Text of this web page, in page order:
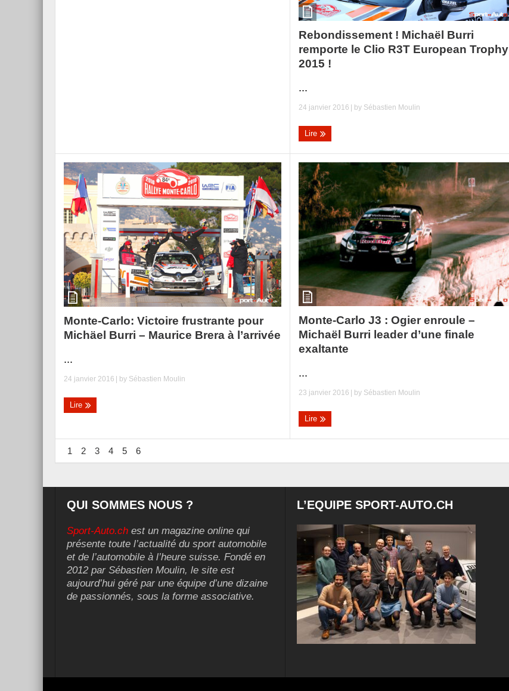
Rebondissement ! Michaël Burri
remporte le Clio R3T European Trophy
2015 !
...
24 janvier 2016 | by Sébastien Moulin
Lire
Monte-Carlo: Victoire frustrante pour
Michäel Burri – Maurice Brera à l’arrivée
...
24 janvier 2016 | by Sébastien Moulin
Lire
Monte-Carlo J3 : Ogier enroule –
Michaël Burri leader d’une finale
exaltante
...
23 janvier 2016 | by Sébastien Moulin
Lire
1 2 3 4 5 6
QUI SOMMES NOUS ?
Sport-Auto.ch est un magazine online qui
présente toute l’actualité du sport automobile
et de l’automobile à l’heure suisse. Fondé en
2012 par Sébastien Moulin, le site est
aujourd’hui géré par une équipe d’une dizaine
de passionnés, sous la forme associative.
L’EQUIPE SPORT-AUTO.CH